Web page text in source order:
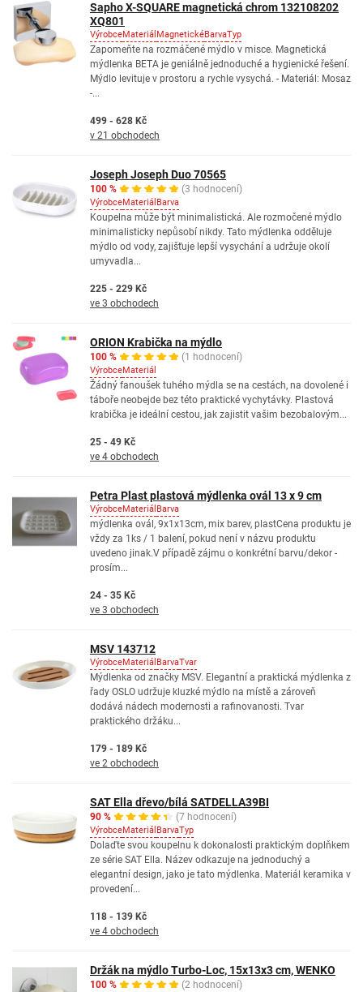
Sapho X-SQUARE magnetická chrom 132108202
XQ801
VýrobceMateriál MagnetickéBarvaTyp
Zapomeňte na rozmáčené mýdlo v misce. Magnetická
mýdlenka BETA je geniálně jednoduché a hygienické řešení.
Mýdlo levituje v prostoru a rychle vysychá. - Materiál: Mosaz
-...
499 - 628 Kč
v 21 obchodech
Joseph Joseph Duo 70565
100 % (3 hodnocení)
VýrobceMateriál Barva
Koupelna může být minimalistická. Ale rozmočené mýdlo
minimalisticky nepůsobí nikdy. Tato mýdlenka odděluje
mýdlo od vody, zajišťuje lepší vysychání a udržuje okolí
umyvadla...
225 - 229 Kč
ve 3 obchodech
ORION Krabička na mýdlo
100 % (1 hodnocení)
VýrobceMateriál
Žádný fanoušek tuhého mýdla se na cestách, na dovolené i
táboře neobejde bez této praktické vychytávky. Plastová
krabička je ideální cestou, jak zajistit vašim bezobalovým...
25 - 49 Kč
ve 4 obchodech
Petra Plast plastová mýdlenka ovál 13 x 9 cm
VýrobceMateriál Barva
mýdlenka ovál, 9x1x13cm, mix barev, plastCena produktu je
vždy za 1ks / 1 balení, pokud není v názvu produktu
uvedeno jinak.V případě zájmu o konkrétní barvu/dekor -
prosím...
24 - 35 Kč
ve 3 obchodech
MSV 143712
VýrobceMateriál BarvaTvar
Mýdlenka od značky MSV. Elegantní a praktická mýdlenka z
řady OSLO udržuje kluzké mýdlo na místě a zároveň
dodává nádech modernosti a rafinovanosti. Tvar
praktického držáku...
179 - 189 Kč
ve 2 obchodech
SAT Ella dřevo/bílá SATDELLA39BI
90 % (7 hodnocení)
VýrobceMateriál BarvaTyp
Dolaďte svou koupelnu k dokonalosti praktickým doplňkem
ze série SAT Ella. Název odkazuje na jednoduchý a
elegantní design, jako je tato mýdlenka. Materiál keramika v
provedení...
118 - 139 Kč
ve 4 obchodech
Držák na mýdlo Turbo-Loc, 15x13x3 cm, WENKO
100 % (2 hodnocení)